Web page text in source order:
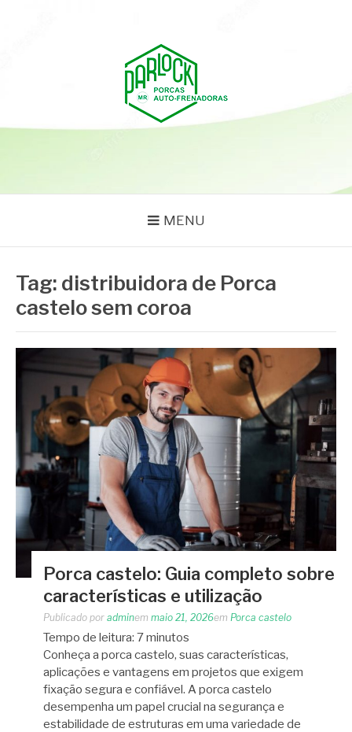
MENU
Tag: distribuidora de Porca
castelo sem coroa
Porca castelo: Guia completo sobre
características e utilização
Publicado por adminem maio 21, 2026em Porca castelo
Tempo de leitura: 7minutos
Conheça a porca castelo, suas características,
aplicações e vantagens em projetos que exigem
fixação segura e confiável. A porca castelo
desempenha um papel crucial na segurança e
estabilidade de estruturas em uma variedade de